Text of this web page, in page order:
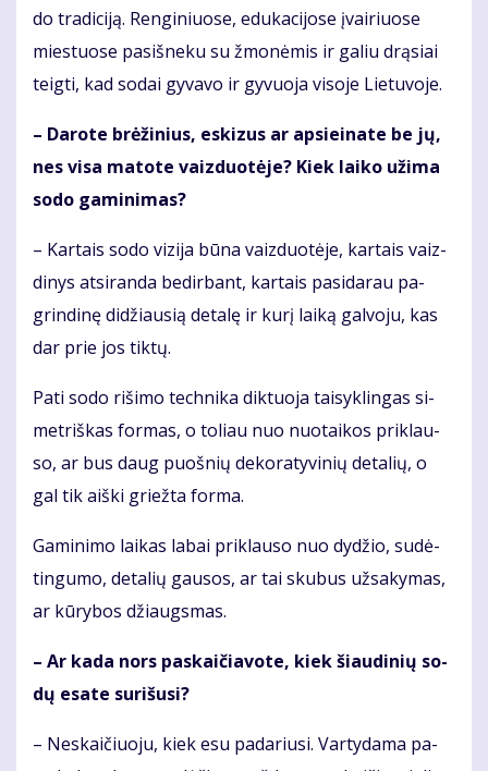
do tra­di­ci­ją. Ren­gi­niuo­se, edu­ka­ci­jo­se įvai­riuo­se
mies­tuo­se pa­si­šne­ku su žmo­nė­mis ir ga­liu drą­siai
teig­ti, kad so­dai gy­va­vo ir gy­vuo­ja vi­so­je Lie­tu­vo­je.
– Da­ro­te brė­ži­nius, es­ki­zus ar ap­si­ei­na­te be jų,
nes vi­sa ma­to­te vaiz­duo­tė­je? Kiek lai­ko už­ima
so­do ga­mi­ni­mas?
– Kar­tais so­do vi­zi­ja bū­na vaiz­duo­tė­je, kar­tais vaiz­
di­nys at­si­ran­da be­dir­bant, kar­tais pa­si­da­rau pa­
grin­di­nę di­džiau­sią de­ta­lę ir ku­rį lai­ką gal­vo­ju, kas
dar prie jos tik­tų.
Pa­ti so­do ri­ši­mo tech­ni­ka dik­tuo­ja tai­syk­lin­gas si­
met­riš­kas for­mas, o to­liau nuo nuo­tai­kos pri­klau­
so, ar bus daug puoš­nių de­ko­ra­ty­vi­nių de­ta­lių, o
gal tik aiš­ki griež­ta for­ma.
Ga­mi­ni­mo lai­kas la­bai pri­klau­so nuo dy­džio, su­dė­
tin­gu­mo, de­ta­lių gau­sos, ar tai sku­bus už­sa­ky­mas,
ar kū­ry­bos džiaugs­mas.
– Ar ka­da nors pa­skai­čia­vo­te, kiek šiau­di­nių so­
dų esa­te su­ri­šu­si?
– Ne­skai­čiuo­ju, kiek esu pa­da­riu­si. Var­ty­da­ma pa­